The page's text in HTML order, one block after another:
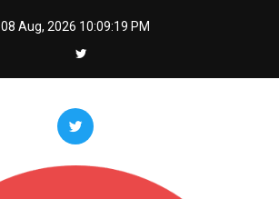
08 Aug, 2026 10:09:21 PM